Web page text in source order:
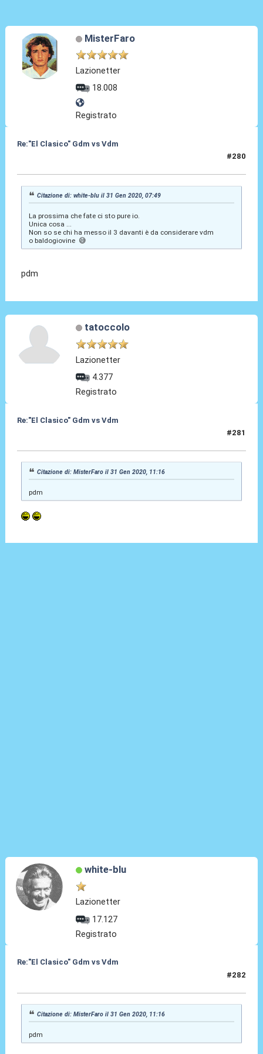
MisterFaro
Lazionetter
18.008
Registrato
Re:"El Clasico" Gdm vs Vdm
#280
Citazione di: white-blu il 31 Gen 2020, 07:49
La prossima che fate ci sto pure io.
Unica cosa ...
Non so se chi ha messo il 3 davanti è da considerare vdm
o baldogiovine 😅
pdm
tatoccolo
Lazionetter
4.377
Registrato
Re:"El Clasico" Gdm vs Vdm
#281
Citazione di: MisterFaro il 31 Gen 2020, 11:16
pdm
white-blu
Lazionetter
17.127
Registrato
Re:"El Clasico" Gdm vs Vdm
#282
Citazione di: MisterFaro il 31 Gen 2020, 11:16
pdm